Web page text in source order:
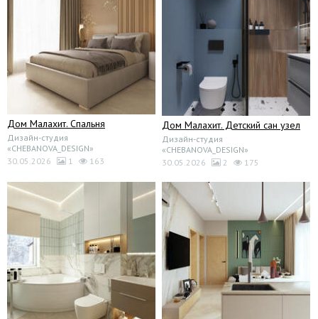
Дом Малахит. Спальня
Дизайн-студия
«CHEBANOVA_DESIGN»
30.05.2026
1 163
Дом Малахит. Детский сан узел
Дизайн-студия
«CHEBANOVA_DESIGN»
30.05.2026
2 175